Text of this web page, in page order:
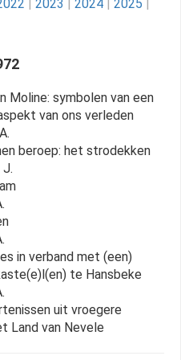
2023 2024 2025
Moline: symbolen van een
van ons verleden
beroep: het strodekken
J.
in verband met (een)
te Hansbeke
uit vroegere
Land van Nevele